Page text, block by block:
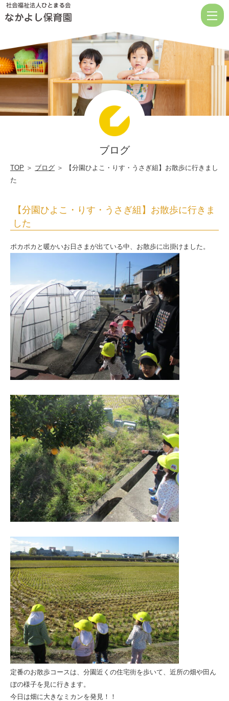
【分
園
ひ
よ
こ・
り
す・
ぎ
組】
散
歩
に
行
き
ま
し
た
|
社
会
福
祉
法
人
ひ
と
ま
る
会
ブログ
TOP ＞ ブログ ＞ 【分園ひよこ・りす・うさぎ組】お散歩に行きまし
た
【分園ひよこ・りす・うさぎ組】お散歩に行きま
した
ポカポカと暖かいお日さまが出ている中、お散歩に出掛けました。
定番のお散歩コースは、分園近くの住宅街を歩いて、近所の畑や田ん
ぼの様子を見に行きます。
今日は畑に大きなミカンを発見！！